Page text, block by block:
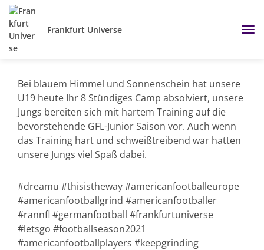
Frankfurt Universe
Bei blauem Himmel und Sonnenschein hat unsere
U19 heute Ihr 8 Stündiges Camp absolviert, unsere
Jungs bereiten sich mit hartem Training auf die
bevorstehende GFL-Junior Saison vor. Auch wenn
das Training hart und schweißtreibend war hatten
unsere Jungs viel Spaß dabei.
#dreamu #thisistheway #americanfootballeurope
#americanfootballgrind #americanfootballer
#rannfl #germanfootball #frankfurtuniverse
#letsgo #footballseason2021
#americanfootballplayers #keepgrinding